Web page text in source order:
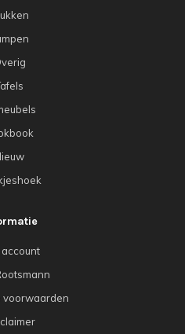
account
voorwaarden